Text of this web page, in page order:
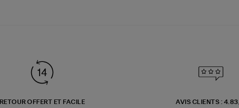
RETOUR OFFERT ET FACILE
AVIS CLIENTS :